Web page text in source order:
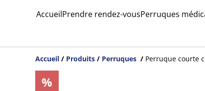
AccueilPrendre rendez-vousPerruques
Accueil / Produits / Perruques / Perruque courte
%